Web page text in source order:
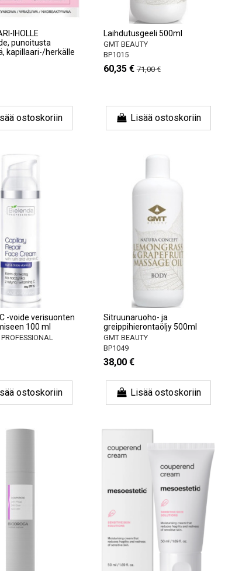
IHOLLE
punoitusta
kapillaari-/herkälle
ostoskoriin
Laihdutusgeeli 500ml
GMT BEAUTY
BP1015
60,35 € 71,00 €
Lisää ostoskoriin
-voide verisuonten
100 ml
ostoskoriin
Sitruunaruoho- ja
greippihierontaöljy 500ml
GMT BEAUTY
BP1049
38,00 €
Lisää ostoskoriin